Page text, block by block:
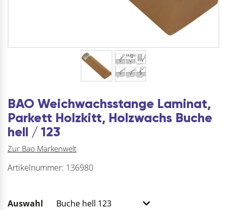
BAO Weichwachsstange Laminat,
Parkett Holzkitt, Holzwachs Buche
hell / 123
Zur Bao Markenwelt
Artikelnummer: 136980
Auswahl